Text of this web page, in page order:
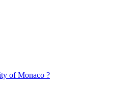
of Monaco ?